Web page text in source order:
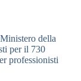
della
per il 730
professionisti